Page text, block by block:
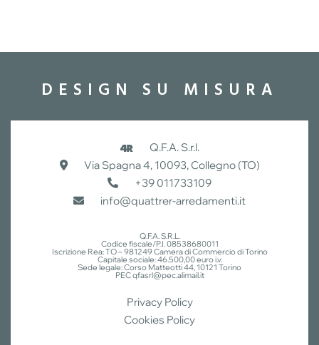
DESIGN SU MISURA
Q.F.A. S.r.l.
Via Spagna 4, 10093, Collegno (TO)
+39 011733109
info@quattrer-arredamenti.it
Q.F.A. S.R.L.
Codice fiscale/P.I. 08538680011
Iscrizione Rea: TO – 981249 Camera di Commercio di Torino
Capitale sociale: 46.500,00 euro i.v.
Sede legale: Corso Matteotti 44, 10121 Torino
PEC qfasrl@pec.alimail.it
Privacy Policy
Cookies Policy